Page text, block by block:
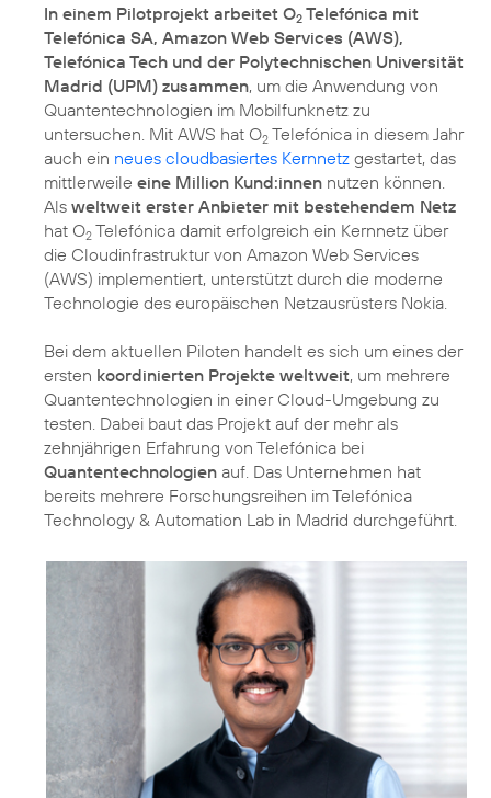
In einem Pilotprojekt arbeitet O2 Telefónica mit
Telefónica SA, Amazon Web Services (AWS),
Telefónica Tech und der Polytechnischen Universität
Madrid (UPM) zusammen, um die Anwendung von
Quantentechnologien im Mobilfunknetz zu
untersuchen. Mit AWS hat O2 Telefónica in diesem Jahr
auch ein neues cloudbasiertes Kernnetz gestartet, das
mittlerweile eine Million Kund:innen nutzen können.
Als weltweit erster Anbieter mit bestehendem Netz
hat O2 Telefónica damit erfolgreich ein Kernnetz über
die Cloudinfrastruktur von Amazon Web Services
(AWS) implementiert, unterstützt durch die moderne
Technologie des europäischen Netzausrüsters Nokia.
Bei dem aktuellen Piloten handelt es sich um eines der
ersten koordinierten Projekte weltweit, um mehrere
Quantentechnologien in einer Cloud-Umgebung zu
testen. Dabei baut das Projekt auf der mehr als
zehnjährigen Erfahrung von Telefónica bei
Quantentechnologien auf. Das Unternehmen hat
bereits mehrere Forschungsreihen im Telefónica
Technology & Automation Lab in Madrid durchgeführt.